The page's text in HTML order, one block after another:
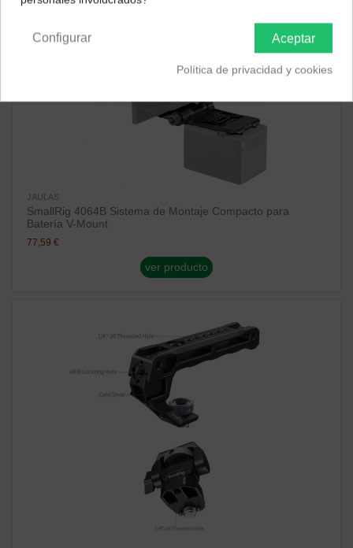
JAULAS
SmallRig 4064B Sistema de Montaje Compacto para
Batería V-Mount
77,59 €
ver producto
Aceptar
Configurar
Política de privacidad y cookies